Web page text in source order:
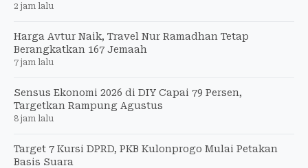
2 jam lalu
Harga Avtur Naik, Travel Nur Ramadhan Tetap
Berangkatkan 167 Jemaah
7 jam lalu
Sensus Ekonomi 2026 di DIY Capai 79 Persen,
Targetkan Rampung Agustus
8 jam lalu
Target 7 Kursi DPRD, PKB Kulonprogo Mulai Petakan
Basis Suara